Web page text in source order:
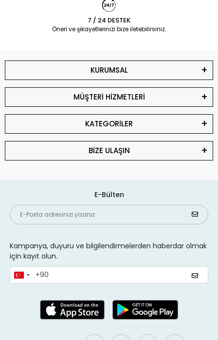
7 / 24 DESTEK
Öneri ve şikayetlerinizi bize iletebilirsiniz.
KURUMSAL
MÜŞTERİ HİZMETLERİ
KATEGORİLER
BİZE ULAŞIN
E-Bülten
Kampanya, duyuru ve bilgilendirmelerden haberdar olmak
için kayıt olun.